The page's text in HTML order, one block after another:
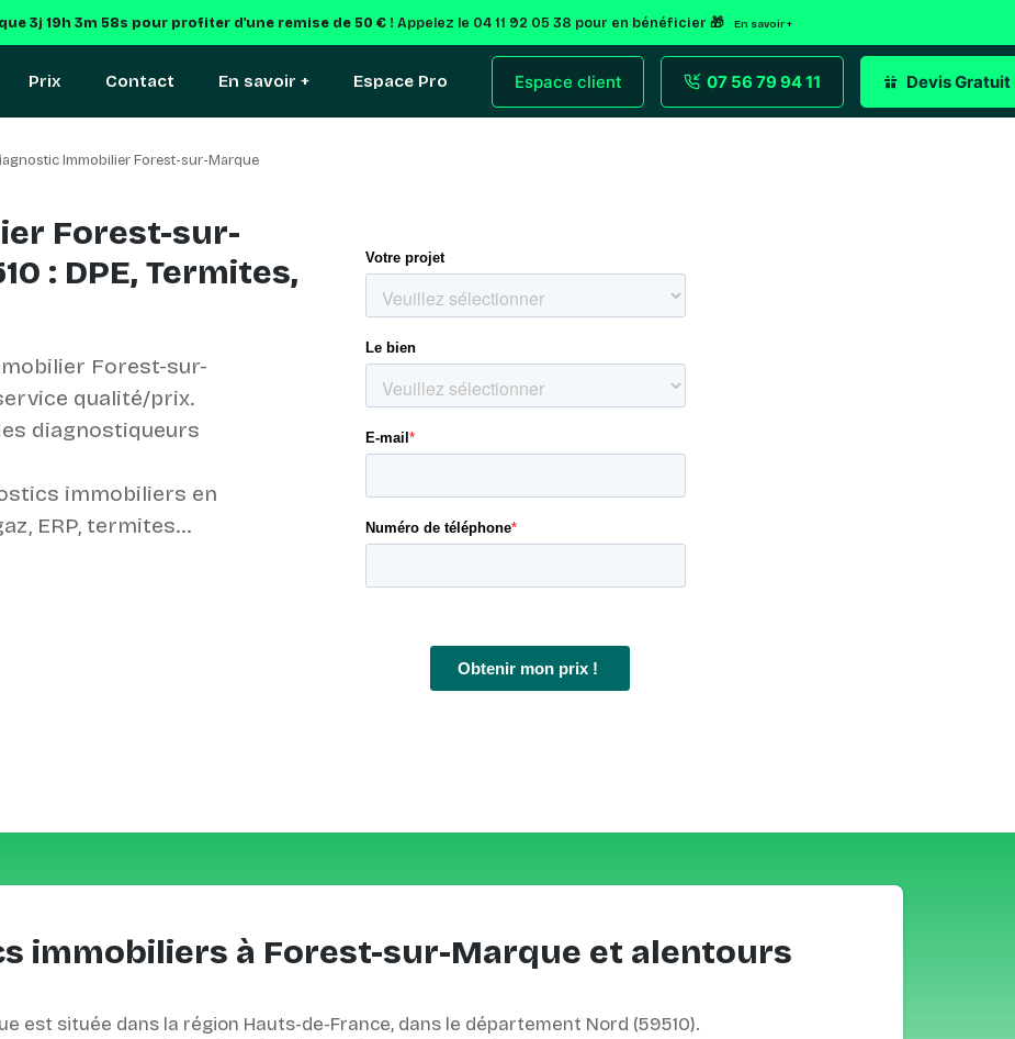
3j 19h 3m 57s pour profiter d'une remise de 50 € ! Appelez le 04 11 92 05 38 pour en bénéficier 🎁 En savoir +
Prix Contact En savoir + Espace Pro Espace client 07 56 79 94 11 Devis Gratuit
Immobilier Forest-sur-Marque
Forest-sur-
: DPE, Termites,
Forest-sur-
qualité/prix.
diagnostiqueurs
immobiliers en
immobiliers à Forest-sur-Marque et alentours
est située dans la région Hauts-de-France, dans le département Nord (59510).